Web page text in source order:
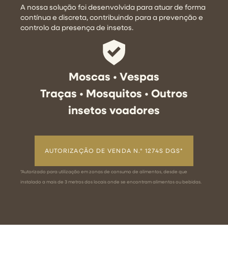
A nossa solução foi desenvolvida para atuar de forma
contínua e discreta, contribuindo para a prevenção e
controlo da presença de insetos.
Moscas • Vespas
Traças • Mosquitos • Outros
insetos voadores
AUTORIZAÇÃO DE VENDA N.º 1274S DGS*
*Autorizado para utilização em zonas de consumo de alimentos, desde que
instalado a mais de 3 metros dos locais onde se encontram alimentos ou bebidas.